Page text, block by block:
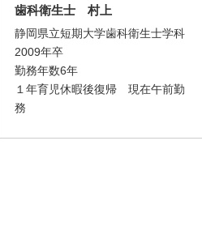
歯科衛生士 村上
静岡県立短期大学歯科衛生士学科
2009年卒
勤務年数6年
１年育児休暇後復帰 現在午前勤
務